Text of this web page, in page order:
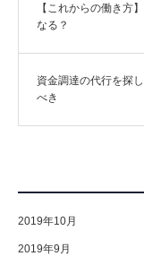
【これからの働き方
なる？
資金調達の代行を探
べき
2019年10月
2019年9月